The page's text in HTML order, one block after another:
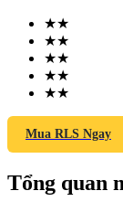
COIN-M
★★
★★
★★
★★
★★
Mua RLS Ngay
Tổng quan